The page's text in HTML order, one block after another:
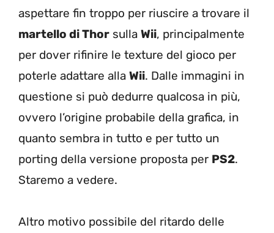
aspettare fin troppo per riuscire a trovare il
martello di Thor sulla Wii, principalmente
per dover rifinire le texture del gioco per
poterle adattare alla Wii. Dalle immagini in
questione si può dedurre qualcosa in più,
ovvero l’origine probabile della grafica, in
quanto sembra in tutto e per tutto un
porting della versione proposta per PS2.
Staremo a vedere.
Altro motivo possibile del ritardo delle